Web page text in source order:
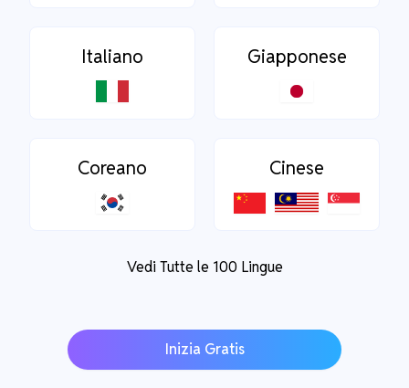
Italiano Giapponese
Coreano Cinese
Vedi Tutte le 100 Lingue
Inizia Gratis